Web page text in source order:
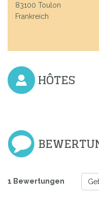
83100 Toulon
Frankreich
HÔTES
1 Bewertungen